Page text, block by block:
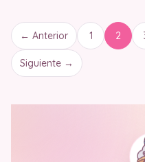
← Anterior 1 2
Siguiente →